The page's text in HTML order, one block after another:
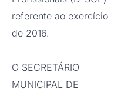
referente ao exercício
de 2016.
O SECRETÁRIO
MUNICIPAL DE